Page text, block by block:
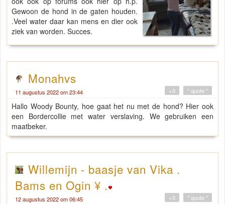
Gewoon de hond in de gaten houden.
.Veel water daar kan mens en dier ook
ziek van worden. Succes.
Monahvs
11 augustus 2022 om 23:44 " quote "
+0
Hallo Woody Bounty, hoe gaat het nu met de hond? Hier ook
een Bordercollie met water verslaving. We gebruiken een
maatbeker.
Willemijn - baasje van Vika .
Bams en Ogin ¥ .
12 augustus 2022 om 06:45 " quote "
+0